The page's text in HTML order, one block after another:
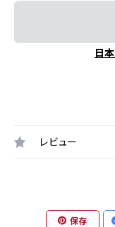
日
レビュー
保存